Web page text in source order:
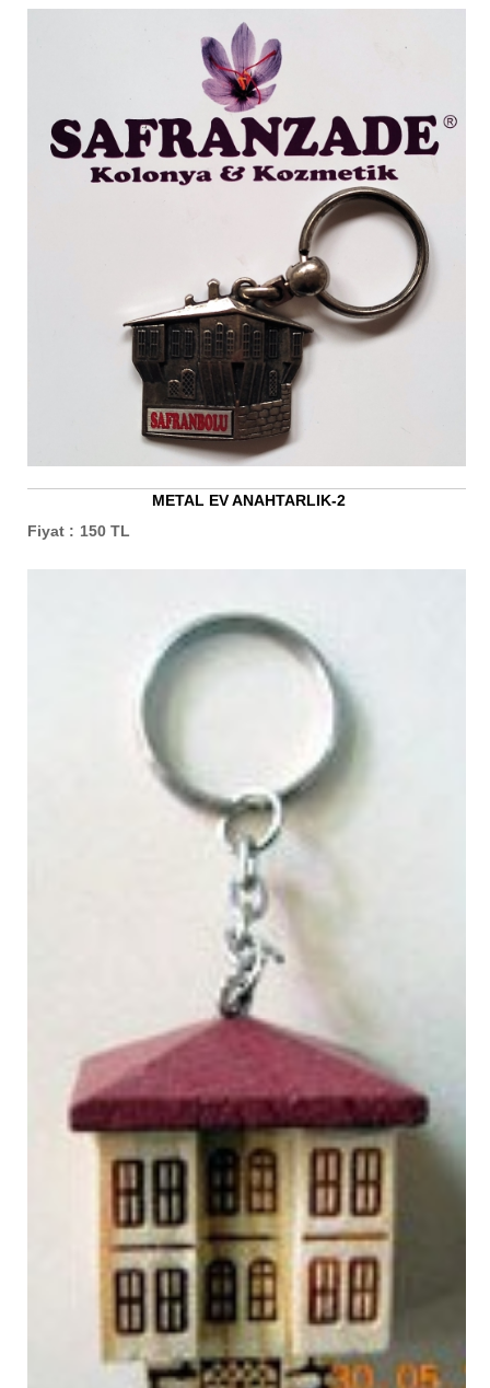
SAFRANBOLU ANAHTARLIK
BUZDOLABI SÜSLERİ
HEDİYE SETLERİ
METAL EV ANAHTARLIK-2
Fiyat : 150 TL